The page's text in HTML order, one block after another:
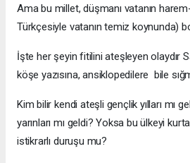
Ama bu millet, düşmanı vatanın
Türkçesiyle vatanın temiz koynunda)
İşte her şeyin fitilini ateşleyen olaydır
köşe yazısına, ansiklopedilere bile
Kim bilir kendi ateşli gençlik yılları mı
yarınları mı geldi? Yoksa bu ülkeyi
istikrarlı duruşu mu?